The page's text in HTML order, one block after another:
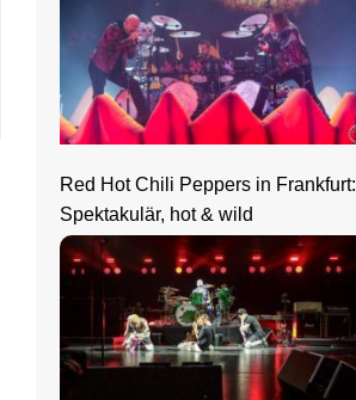
Red Hot Chili Peppers in Frankfurt:
Spektakulär, hot & wild